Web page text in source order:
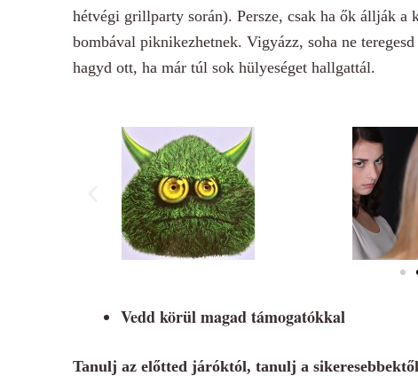
hétvégi grillparty során). Persze, csak ha ők állják
bombával piknikezhetnek. Vigyázz, soha ne
hagyd ott, ha már túl sok hülyeséget hallgattál.
Vedd körül magad támogatókkal
Tanulj az előtted járóktól, tanulj a